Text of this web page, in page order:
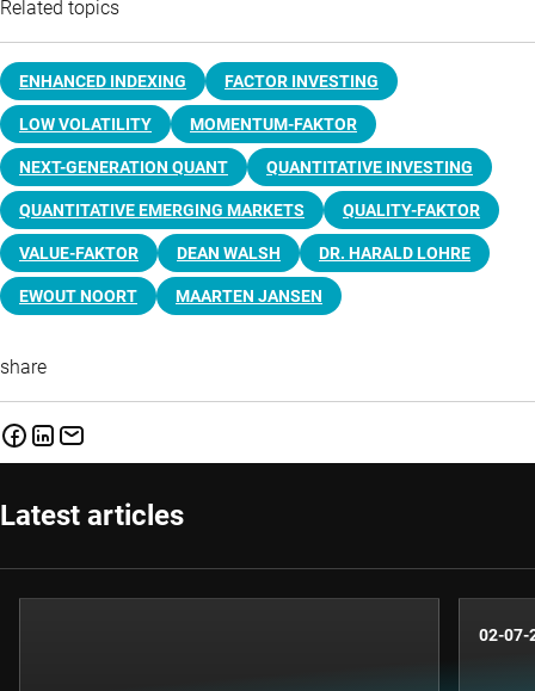
Related topics
ENHANCED INDEXING FACTOR INVESTING
LOW VOLATILITY MOMENTUM-FAKTOR
NEXT-GENERATION QUANT QUANTITATIVE INVESTING
QUANTITATIVE EMERGING MARKETS QUALITY-FAKTOR
VALUE-FAKTOR DEAN WALSH DR. HARALD LOHRE
EWOUT NOORT MAARTEN JANSEN
share
Latest articles
02-07-